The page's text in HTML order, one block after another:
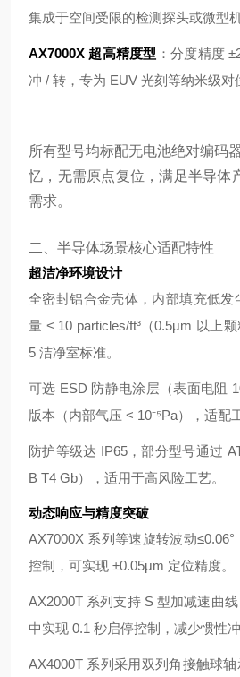
集成于空间受限的检测探头或微型机
AX7000X 超高精度型 ：分度精度
冲 / 转，专为 EUV 光刻等纳米级对
所有型号均标配无电池绝对编码
忆，无需原点复位，满足半导体
需求。
二、半导体场景核心适配特性
超洁净环境设计
全密封铝合金壳体，内部填充低发
量 < 10 particles/ft³（0.5μm 以上
5 洁净室标准。
可选 ESD 防静电涂层（表面电阻
版本（内部气压 < 10⁻⁵Pa），适配
防护等级达 IP65，部分型号通过
B T4 Gb），适用于高风险工艺。
动态响应与精度突破
AX7000X 系列等速旋转波动
控制，可实现 ±0.05μm 定位精度。
AX2000T 系列支持 S 型加减速曲
中实现 0.1 秒启停控制，减少惯性冲
AX4000T 系列采用双列角接触球